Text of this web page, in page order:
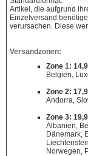
Artikel, die aufgrund
Einzelversand
verursachen. Diese
Versandzonen:
Zone 1:
Belgien,
Zone 2:
Andorra,
Zone 3:
Albanien,
Dänemark,
Norwegen,